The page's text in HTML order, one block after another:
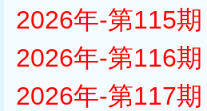
2026年-第115
2026年-第116
2026年-第117